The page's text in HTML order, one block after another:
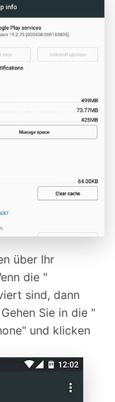
über Ihr
die "
sind, dann
Sie in die "
und klicken